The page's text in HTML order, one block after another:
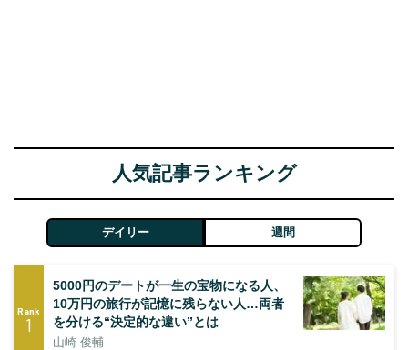
人気記事ランキング
デイリー 週間
Rank
1
5000円のデートが一生の宝物になる人、
10万円の旅行が記憶に残らない人…両者
を分ける“決定的な違い”とは
山崎 俊輔